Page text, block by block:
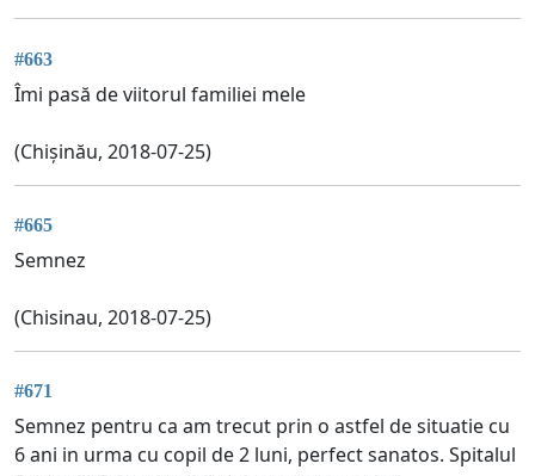
#663
Îmi pasă de viitorul familiei mele
(Chișinău, 2018-07-25)
#665
Semnez
(Chisinau, 2018-07-25)
#671
Semnez pentru ca am trecut prin o astfel de situatie cu
6 ani in urma cu copil de 2 luni, perfect sanatos. Spitalul